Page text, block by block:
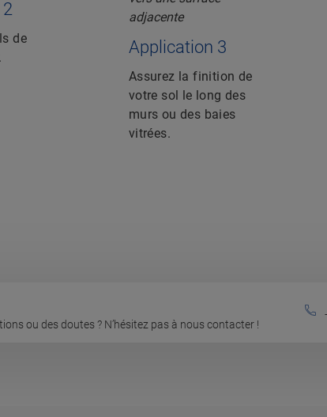
de
Application 3
Assurez la finition de
votre sol le long des
murs ou des baies
vitrées.
ou des doutes ? N’hésitez pas à nous contacter !